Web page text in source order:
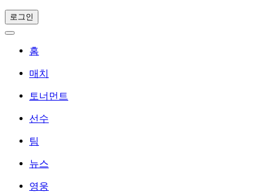
로그인
홈
매치
토너먼트
선수
팀
뉴스
영웅